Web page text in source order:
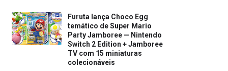
Furuta lança Choco Egg
temático de Super Mario
Party Jamboree — Nintendo
Switch 2 Edition + Jamboree
TV com 15 miniaturas
colecionáveis